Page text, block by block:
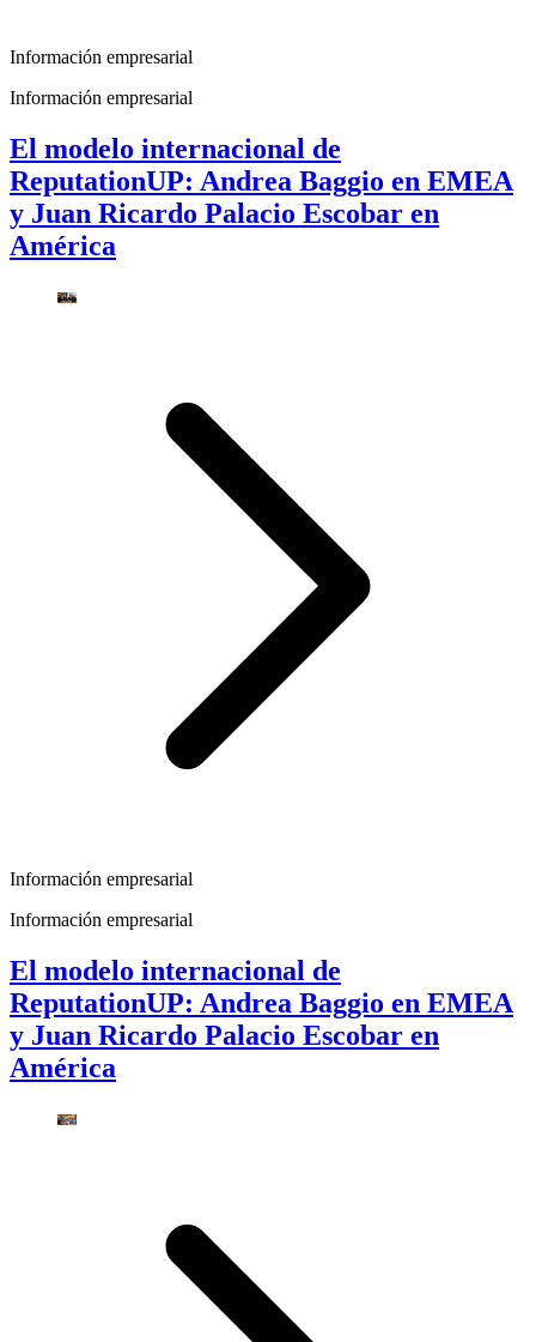
Información empresarial
Información empresarial
El modelo internacional de
ReputationUP: Andrea Baggio en EMEA
y Juan Ricardo Palacio Escobar en
América
Información empresarial
Información empresarial
El modelo internacional de
ReputationUP: Andrea Baggio en EMEA
y Juan Ricardo Palacio Escobar en
América